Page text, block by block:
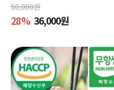
50,000원
28% 36,000원